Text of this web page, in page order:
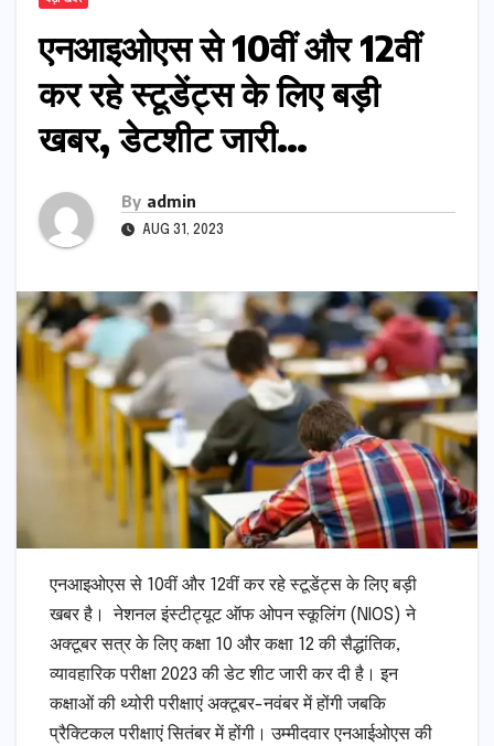
एनआइओएस से 10वीं और 12वीं
कर रहे स्टूडेंट्स के लिए बड़ी
खबर, डेटशीट जारी…
By admin
AUG 31, 2023
एनआइओएस से 10वीं और 12वीं कर रहे स्टूडेंट्स के लिए बड़ी
खबर है। नेशनल इंस्टीट्यूट ऑफ ओपन स्कूलिंग (NIOS) ने
अक्टूबर सत्र के लिए कक्षा 10 और कक्षा 12 की सैद्धांतिक,
व्यावहारिक परीक्षा 2023 की डेट शीट जारी कर दी है। इन
कक्षाओं की थ्योरी परीक्षाएं अक्टूबर-नवंबर में होंगी जबकि
प्रैक्टिकल परीक्षाएं सितंबर में होंगी। उम्मीदवार एनआईओएस की